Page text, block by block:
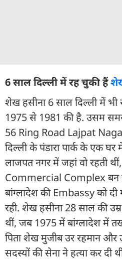
6 साल दिल्ली में रह चुकी हैं
शेख हसीना 6 साल दिल्ली में भी
1975 से 1981 की है. उसम
56 Ring Road Lajpat
दिल्ली के पंडारा पार्क के एक घर
लाजपत नगर में जहां वो रहती
Commercial Complex
बांग्लादेश की Embassy को
रही. शेख हसीना 28 साल की
थीं, जब 1975 में बांग्लादेश में
पिता शेख मुजीब उर रहमान और
सदस्यों की सेना ने हत्या कर दी